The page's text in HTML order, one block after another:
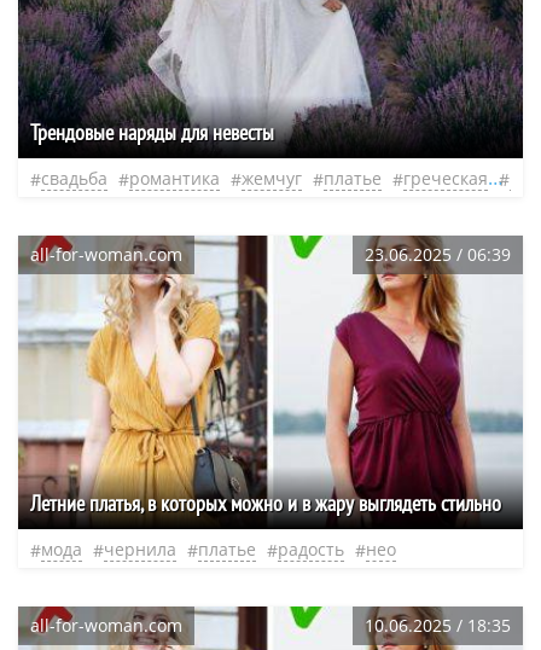
Трендовые наряды для невесты
свадьба романтика жемчуг платье греческая
all-for-woman.com 23.06.2025 / 06:39
Летние платья, в которых можно и в жару выглядеть стильно
мода чернила платье радость нео
all-for-woman.com 10.06.2025 / 18:35